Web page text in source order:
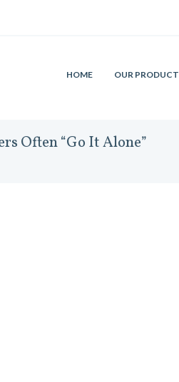
HOME OUR PRODUCT
Often “Go It Alone”